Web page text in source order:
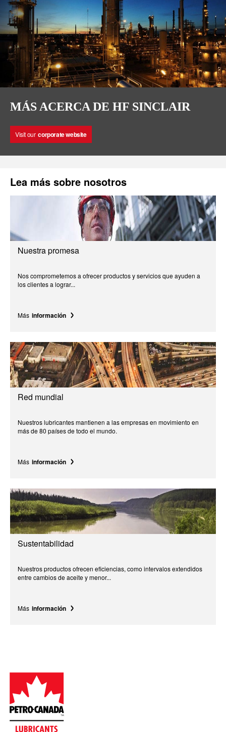
MÁS ACERCA DE HF SINCLAIR
Visit our corporate website
Lea más sobre nosotros
Nuestra promesa
Nos comprometemos a ofrecer productos y servicios que ayuden a
los clientes a lograr...
Más información
Red mundial
Nuestros lubricantes mantienen a las empresas en movimiento en
más de 80 países de todo el mundo.
Más información
Sustentabilidad
Nuestros productos ofrecen eficiencias, como intervalos extendidos
entre cambios de aceite y menor...
Más información